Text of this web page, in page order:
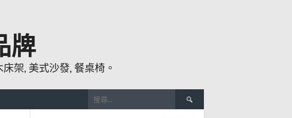
牌
架, 美式沙發, 餐桌椅。
尋